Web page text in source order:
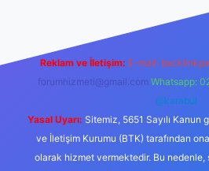
Reklam ve İletişim: E-mail:
forumhizmeti@gmail.com Whatsapp:
@karabul
Yasal Uyarı: Sitemiz, 5651 Sayılı
ve İletişim Kurumu (BTK) tarafından
olarak hizmet vermektedir. Bu